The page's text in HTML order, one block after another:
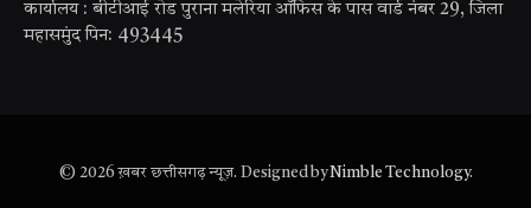
कार्यालय : बीटीआई रोड पुराना मलेरिया ऑफिस के पास वार्ड नंबर 29, जिला
महासमुंद पिन: 493445
© 2026 ख़बर छत्तीसगढ़ न्यूज़. Designed byNimble Technology.